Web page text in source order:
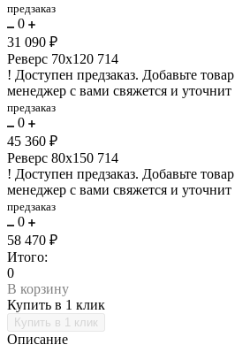
предзаказ
0
31 090 ₽
Реверс 70х120 714
! Доступен предзаказ. Добавьте
менеджер с вами свяжется и уточнит
предзаказ
0
45 360 ₽
Реверс 80х150 714
! Доступен предзаказ. Добавьте
менеджер с вами свяжется и уточнит
предзаказ
0
58 470 ₽
Итого:
0
В корзину
Купить в 1 клик
Описание